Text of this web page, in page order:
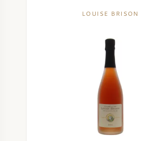
LOUISE BRISON